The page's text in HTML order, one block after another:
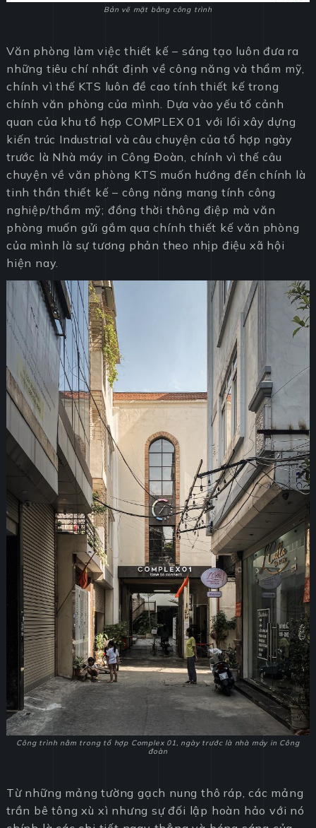
Bản vẽ mặt bằng công trình
Văn phòng làm việc thiết kế – sáng tạo luôn đưa ra
những tiêu chí nhất định về công năng và thẩm mỹ,
chính vì thế KTS luôn đề cao tính thiết kế trong
chính văn phòng của mình. Dựa vào yếu tố cảnh
quan của khu tổ hợp COMPLEX 01 với lối xây dựng
kiến trúc Industrial và câu chuyện của tổ hợp ngày
trước là Nhà máy in Công Đoàn, chính vì thế câu
chuyện về văn phòng KTS muốn hướng đến chính là
tinh thần thiết kế – công năng mang tính công
nghiệp/thẩm mỹ; đồng thời thông điệp mà văn
phòng muốn gửi gắm qua chính thiết kế văn phòng
của mình là sự tương phản theo nhịp điệu xã hội
hiện nay.
Công trình nằm trong tổ hợp Complex 01, ngày trước là nhà máy in Công
đoàn
Từ những mảng tường gạch nung thô ráp, các mảng
trần bê tông xù xì nhưng sự đối lập hoàn hảo với nó